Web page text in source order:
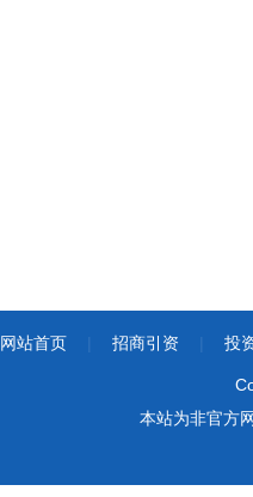
网站首页 招商引资 投
本站为非官方